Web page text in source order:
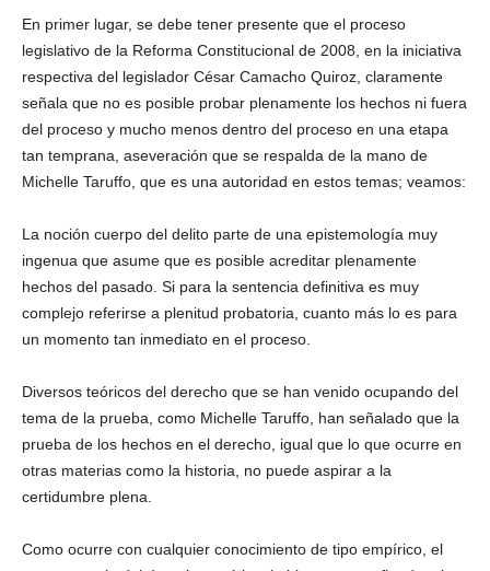
En primer lugar, se debe tener presente que el proceso
legislativo de la Reforma Constitucional de 2008, en la iniciativa
respectiva del legislador César Camacho Quiroz, claramente
señala que no es posible probar plenamente los hechos ni fuera
del proceso y mucho menos dentro del proceso en una etapa
tan temprana, aseveración que se respalda de la mano de
Michelle Taruffo, que es una autoridad en estos temas; veamos:
La noción cuerpo del delito parte de una epistemología muy
ingenua que asume que es posible acreditar plenamente
hechos del pasado. Si para la sentencia definitiva es muy
complejo referirse a plenitud probatoria, cuanto más lo es para
un momento tan inmediato en el proceso.
Diversos teóricos del derecho que se han venido ocupando del
tema de la prueba, como Michelle Taruffo, han señalado que la
prueba de los hechos en el derecho, igual que lo que ocurre en
otras materias como la historia, no puede aspirar a la
certidumbre plena.
Como ocurre con cualquier conocimiento de tipo empírico, el